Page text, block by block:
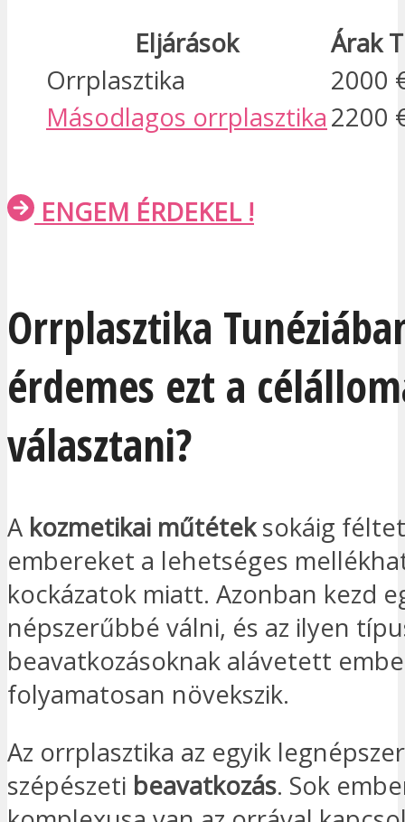
Eljárások
Árak
Orrplasztika
2000
Másodlagos orrplasztika2200
ENGEM ÉRDEKEL !
Orrplasztika
érdemes ezt a
választani?
A kozmetikai műtéteksokáig
embereket a lehetséges
kockázatok miatt. Azonban kezd
népszerűbbé válni, és az ilyen
beavatkozásoknak alávetett
folyamatosan növekszik.
Az orrplasztika az egyik
szépészeti beavatkozás. Sok